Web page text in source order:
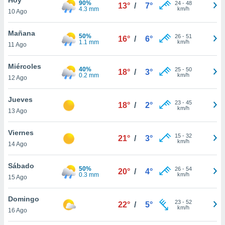
y
en
más
de
cookies
10 Ago
90%
4.3 mm
13° / 7° 24- 48
km/h
Mañana
11 Ago
50%
1.1 mm
16° / 6° 26- 51
km/h
Miércoles
12 Ago
40%
0.2 mm
18° / 3° 25- 50
km/h
Jueves
13 Ago
18° / 2° 23- 45
km/h
Viernes
14 Ago
21° / 3° 15- 32
km/h
Sábado
15 Ago
50%
0.3 mm
20° / 4° 26- 54
km/h
Domingo
16 Ago
22° / 5° 23- 52
km/h